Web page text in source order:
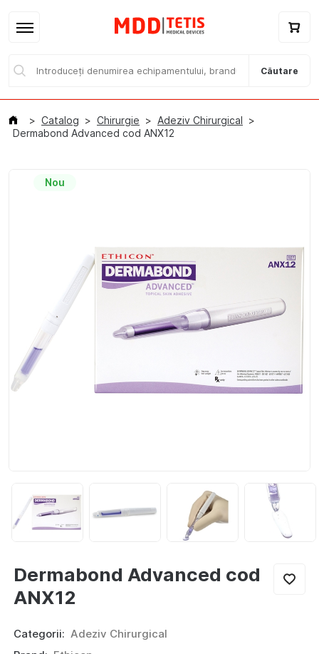
Despre noi
Noutăți
Locuri vacante
Livrare si achitare
Căutare
Catalog Chirurgie
Adeziv Chirurgical
Dermabond Advanced cod ANX12
Nou
Dermabond Advanced cod
ANX12
Categorii: Adeziv Chirurgical